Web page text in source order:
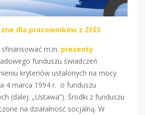
dla pracowników z ZFŚS
m.in. prezenty
funduszu świadczeń
kryteriów ustalonych na mocy
4 marca 1994 r. o funduszu
(dalej: „Ustawa”). Środki z funduszu
na działalność socjalną. W